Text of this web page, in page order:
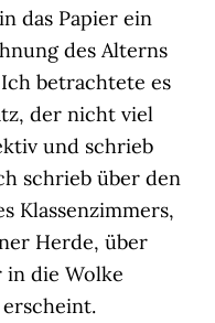
das Papier ein
des Alterns
betrachtete es
der nicht viel
und schrieb
schrieb über den
Klassenzimmers,
Herde, über
in die Wolke